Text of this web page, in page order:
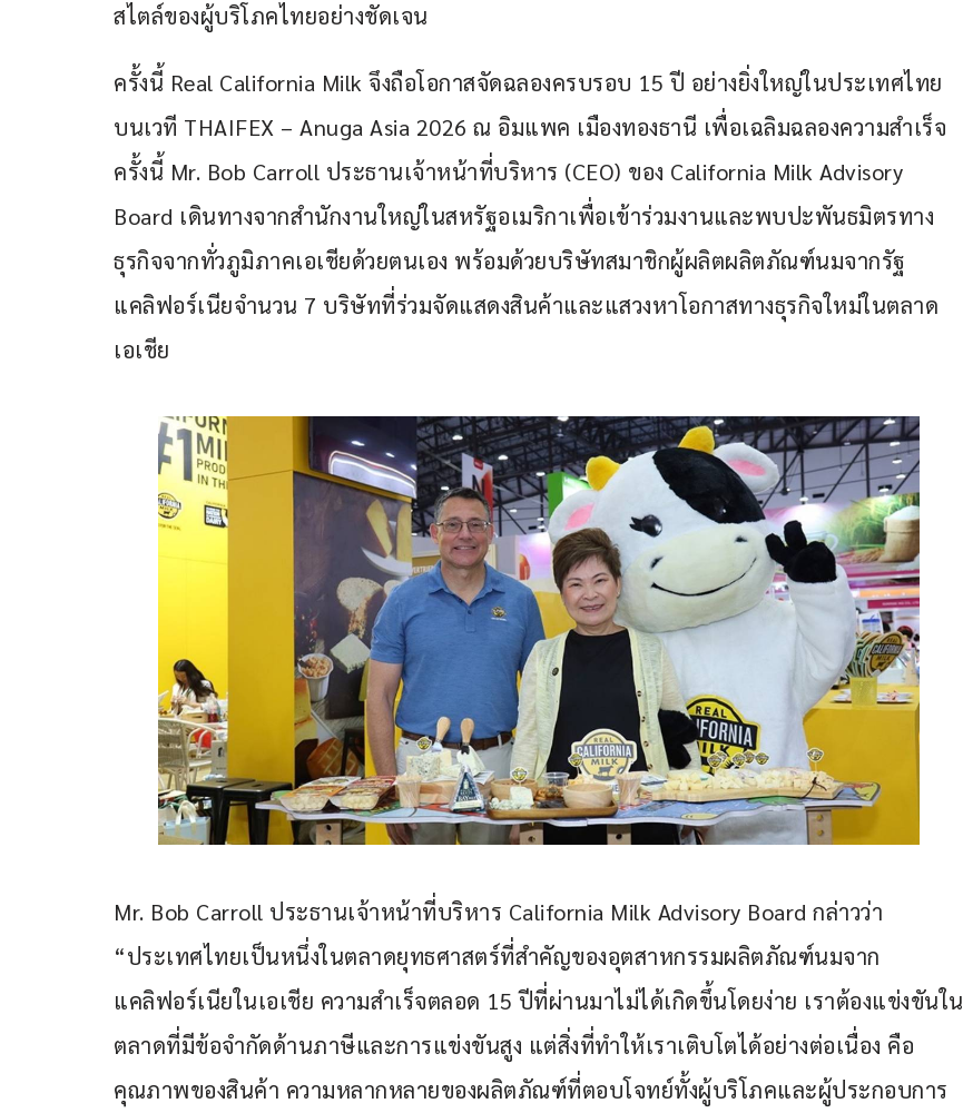
สไตล์ของผู้บริโภคไทยอย่างชัดเจน
ครั้งนี้ Real California Milk จึงถือโอกาสจัดฉลองครบรอบ 15 ปี อย่างยิ่งใหญ่ในประเทศไทย
บนเวที THAIFEX – Anuga Asia 2026 ณ อิมแพค เมืองทองธานี เพื่อเฉลิมฉลองความสำเร็จ
ครั้งนี้ Mr. Bob Carroll ประธานเจ้าหน้าที่บริหาร (CEO) ของ California Milk Advisory
Board เดินทางจากสำนักงานใหญ่ในสหรัฐอเมริกาเพื่อเข้าร่วมงานและพบปะพันธมิตรทาง
ธุรกิจจากทั่วภูมิภาคเอเชียด้วยตนเอง พร้อมด้วยบริษัทสมาชิกผู้ผลิตผลิตภัณฑ์นมจากรัฐ
แคลิฟอร์เนียจำนวน 7 บริษัทที่ร่วมจัดแสดงสินค้าและแสวงหาโอกาสทางธุรกิจใหม่ในตลาด
เอเชีย
Mr. Bob Carroll ประธานเจ้าหน้าที่บริหาร California Milk Advisory Board กล่าวว่า
“ประเทศไทยเป็นหนึ่งในตลาดยุทธศาสตร์ที่สำคัญของอุตสาหกรรมผลิตภัณฑ์นมจาก
แคลิฟอร์เนียในเอเชีย ความสำเร็จตลอด 15 ปีที่ผ่านมาไม่ได้เกิดขึ้นโดยง่าย เราต้องแข่งขันใน
ตลาดที่มีข้อจำกัดด้านภาษีและการแข่งขันสูง แต่สิ่งที่ทำให้เราเติบโตได้อย่างต่อเนื่อง คือ
คุณภาพของสินค้า ความหลากหลายของผลิตภัณฑ์ที่ตอบโจทย์ทั้งผู้บริโภคและผู้ประกอบการ